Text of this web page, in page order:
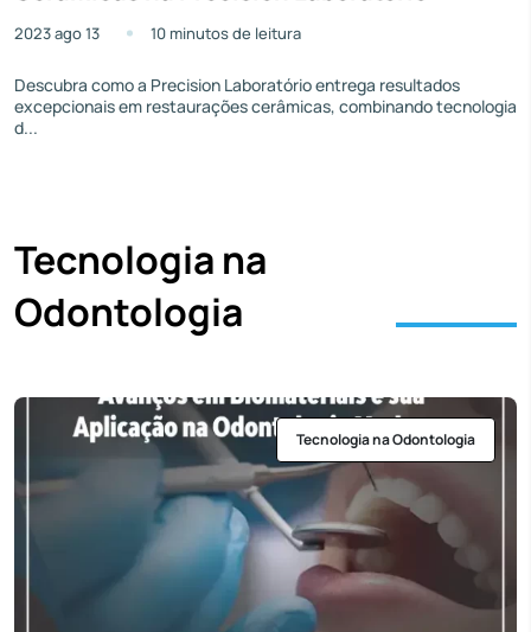
2023 ago 13 10 minutos de leitura
Descubra como a Precision Laboratório entrega resultados
excepcionais em restaurações cerâmicas, combinando tecnologia
d...
Tecnologia na
Odontologia
Tecnologia na Odontologia